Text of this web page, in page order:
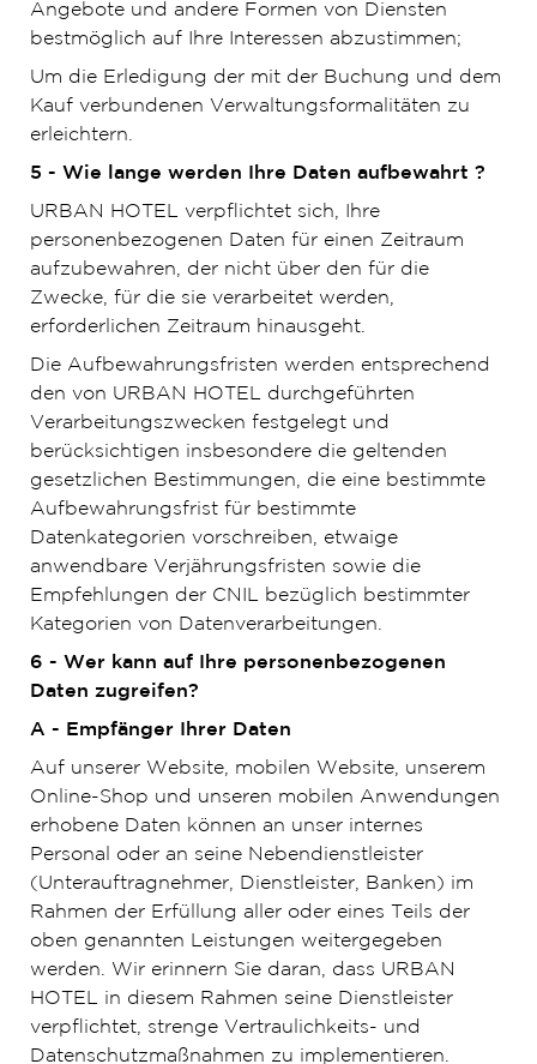
Angebote und andere Formen von Diensten
bestmöglich auf Ihre Interessen abzustimmen;
Um die Erledigung der mit der Buchung und dem
Kauf verbundenen Verwaltungsformalitäten zu
erleichtern.
5 - Wie lange werden Ihre Daten aufbewahrt ?
URBAN HOTEL verpflichtet sich, Ihre
personenbezogenen Daten für einen Zeitraum
aufzubewahren, der nicht über den für die
Zwecke, für die sie verarbeitet werden,
erforderlichen Zeitraum hinausgeht.
Die Aufbewahrungsfristen werden entsprechend
den von URBAN HOTEL durchgeführten
Verarbeitungszwecken festgelegt und
berücksichtigen insbesondere die geltenden
gesetzlichen Bestimmungen, die eine bestimmte
Aufbewahrungsfrist für bestimmte
Datenkategorien vorschreiben, etwaige
anwendbare Verjährungsfristen sowie die
Empfehlungen der CNIL bezüglich bestimmter
Kategorien von Datenverarbeitungen.
6 - Wer kann auf Ihre personenbezogenen
Daten zugreifen?
A - Empfänger Ihrer Daten
Auf unserer Website, mobilen Website, unserem
Online-Shop und unseren mobilen Anwendungen
erhobene Daten können an unser internes
Personal oder an seine Nebendienstleister
(Unterauftragnehmer, Dienstleister, Banken) im
Rahmen der Erfüllung aller oder eines Teils der
oben genannten Leistungen weitergegeben
werden. Wir erinnern Sie daran, dass URBAN
HOTEL in diesem Rahmen seine Dienstleister
verpflichtet, strenge Vertraulichkeits- und
Datenschutzmaßnahmen zu implementieren.